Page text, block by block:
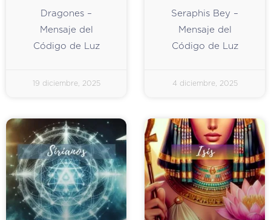
Dragones –
Mensaje del
Código de Luz
19 diciembre, 2025
Seraphis Bey –
Mensaje del
Código de Luz
4 diciembre, 2025